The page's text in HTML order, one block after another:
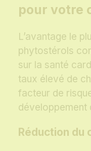
pour votre
L’avantage le
phytostérols
sur la santé
taux élevé de
facteur de
développement
Réduction du